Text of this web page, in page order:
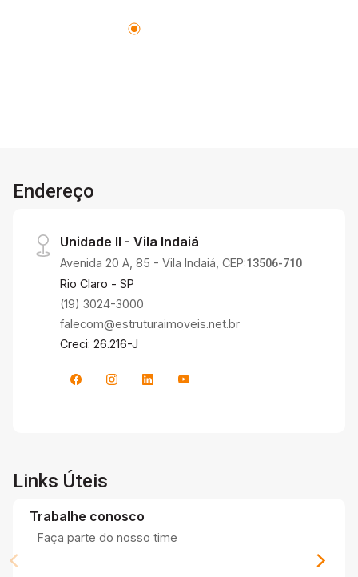
Endereço
Unidade II - Vila Indaiá
Avenida 20 A, 85 - Vila Indaiá, CEP:13506-710
Rio Claro - SP
(19) 3024-3000
falecom@estruturaimoveis.net.br
Creci: 26.216-J
Links Úteis
Trabalhe conosco
Faça parte do nosso time